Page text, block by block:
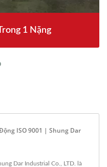
1 Nặng
ISO 9001 | Shung Dar
Dar Industrial Co., LTD. là